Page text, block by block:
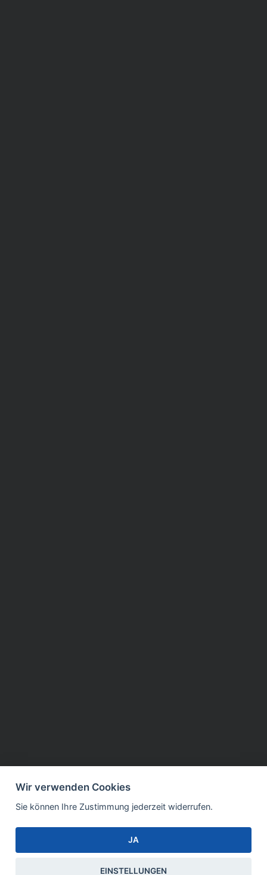
Wir verwenden Cookies
Sie können Ihre Zustimmung jederzeit widerrufen.
JA
EINSTELLUNGEN